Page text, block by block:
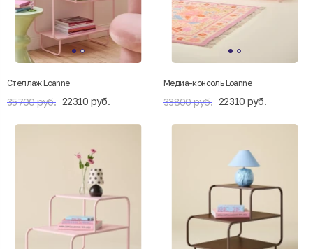
Стеллаж Loanne
35700 руб. 22310 руб.
Медиа-консоль Loanne
33800 руб. 22310 руб.